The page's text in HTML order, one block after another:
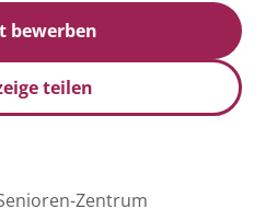
bewerben
teilen
Zentrum